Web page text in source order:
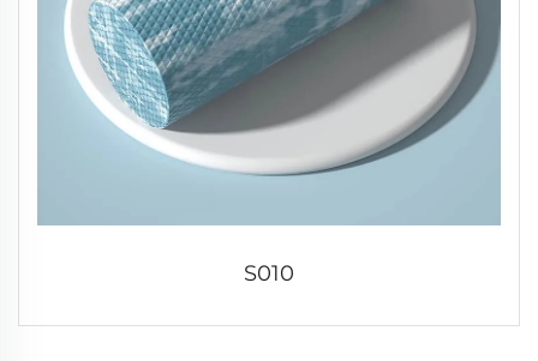
S010